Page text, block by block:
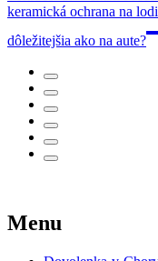
keramická ochrana na lodi
dôležitejšia ako na aute?
Menu